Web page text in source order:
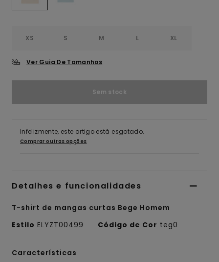
XS S M L XL
Ver Guia De Tamanhos
Sem stock
Infelizmente, este artigo está esgotado.
Comprar outras opções
Detalhes e funcionalidades
T-shirt de mangas curtas Bege Homem
Estilo ELYZT00499 Código de Cor teg0
Características